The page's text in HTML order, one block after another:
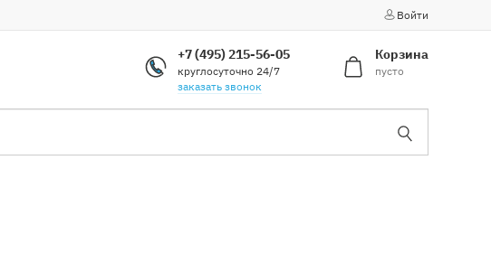
Войти
+7 (495) 215-56-05
круглосуточно 24/7
заказать звонок
Корзина
пусто